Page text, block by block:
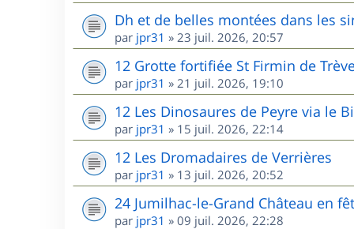
Dh et de belles montées dans les
par jpr31 » 23 juil. 2026, 20:57
12 Grotte fortifiée St Firmin de
par jpr31 » 21 juil. 2026, 19:10
12 Les Dinosaures de Peyre via le
par jpr31 » 15 juil. 2026, 22:14
12 Les Dromadaires de Verrières
par jpr31 » 13 juil. 2026, 20:52
24 Jumilhac-le-Grand Château en
par jpr31 » 09 juil. 2026, 22:28